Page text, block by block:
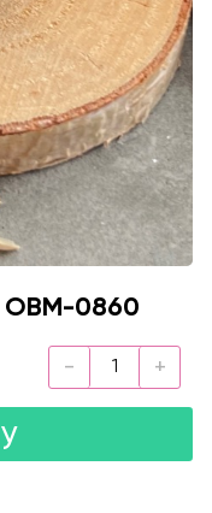
OBM-0860